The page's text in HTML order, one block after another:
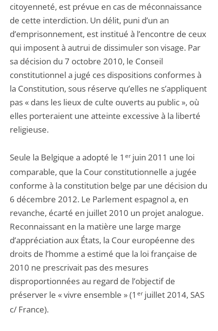
citoyenneté, est prévue en cas de méconnaissance
de cette interdiction. Un délit, puni d’un an
d’emprisonnement, est institué à l’encontre de ceux
qui imposent à autrui de dissimuler son visage. Par
sa décision du 7 octobre 2010, le Conseil
constitutionnel a jugé ces dispositions conformes à
la Constitution, sous réserve qu’elles ne s’appliquent
pas « dans les lieux de culte ouverts au public », où
elles porteraient une atteinte excessive à la liberté
religieuse.
Seule la Belgique a adopté le 1 erjuin 2011 une loi
comparable, que la Cour constitutionnelle a jugée
conforme à la constitution belge par une décision du
6 décembre 2012. Le Parlement espagnol a, en
revanche, écarté en juillet 2010 un projet analogue.
Reconnaissant en la matière une large marge
d’appréciation aux États, la Cour européenne des
droits de l’homme a estimé que la loi française de
2010 ne prescrivait pas des mesures
disproportionnées au regard de l’objectif de
préserver le « vivre ensemble » (1 erjuillet 2014, SAS
c/ France).